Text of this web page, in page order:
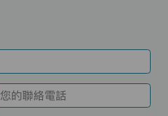
您的聯絡電話